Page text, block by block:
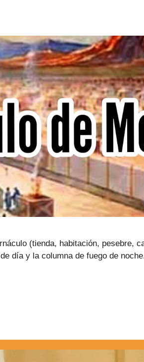
(tienda, habitación, pesebre,
día y la columna de fuego de